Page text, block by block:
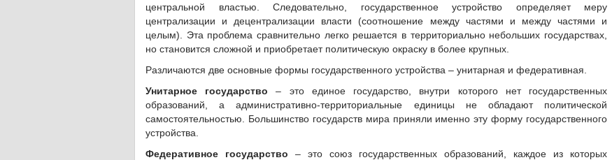
центральной властью. Следовательно, государственное устройство определяет меру
централизации и децентрализации власти (соотношение между частями и между частями и
целым). Эта проблема сравнительно легко решается в территориально небольших государствах,
но становится сложной и приобретает политическую окраску в более крупных.
Различаются две основные формы государственного устройства – унитарная и федеративная.
Унитарное государство – это единое государство, внутри которого нет государственных
образований, а административно-территориальные единицы не обладают политической
самостоятельностью. Большинство государств мира приняли именно эту форму государственного
устройства.
Федеративное государство – это союз государственных образований, каждое из которых